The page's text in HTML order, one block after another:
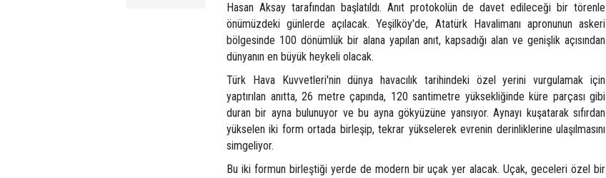
Hasan Aksay tarafından başlatıldı. Anıt protokolün de davet edileceği bir törenle
önümüzdeki günlerde açılacak. Yeşilköy'de, Atatürk Havalimanı apronunun askeri
bölgesinde 100 dönümlük bir alana yapılan anıt, kapsadığı alan ve genişlik açısından
dünyanın en büyük heykeli olacak.
Türk Hava Kuvvetleri'nin dünya havacılık tarihindeki özel yerini vurgulamak için
yaptırılan anıtta, 26 metre çapında, 120 santimetre yüksekliğinde küre parçası gibi
duran bir ayna bulunuyor ve bu ayna gökyüzüne yansıyor. Aynayı kuşatarak sıfırdan
yükselen iki form ortada birleşip, tekrar yükselerek evrenin derinliklerine ulaşılmasını
simgeliyor.
Bu iki formun birleştiği yerde de modern bir uçak yer alacak. Uçak, geceleri özel bir